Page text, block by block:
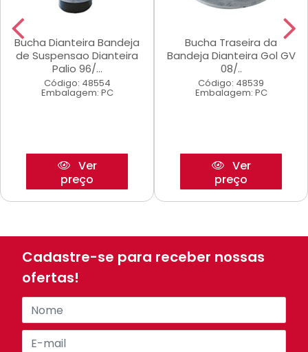
Bucha Dianteira Bandeja
de Suspensao Dianteira
Palio 96/...
Código: 48554
Embalagem: PC
Ver
preço
Bucha Traseira da
Bandeja Dianteira Gol GV
08/..
Código: 48539
Embalagem: PC
Ver
preço
Cadastre-se para receber nossas
ofertas!